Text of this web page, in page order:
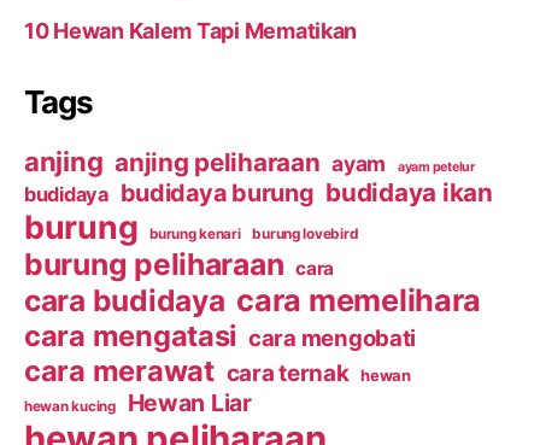
10 Hewan Kalem Tapi Mematikan
Tags
anjing anjing peliharaan ayam ayam petelur
budidaya budidaya burung budidaya ikan
burung burung kenari burung lovebird
burung peliharaan cara
cara budidaya cara memelihara
cara mengatasi cara mengobati
cara merawat cara ternak hewan
hewan kucing Hewan Liar